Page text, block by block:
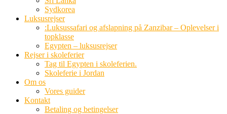
Sydkorea
Luksusrejser
:Luksussafari og afslapning på Zanzibar – Oplevelser i
topklasse
Egypten – luksusrejser
Rejser i skoleferier
Tag til Egypten i skoleferien.
Skoleferie i Jordan
Om os
Vores guider
Kontakt
Betaling og betingelser